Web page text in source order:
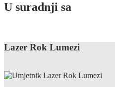
U suradnji sa
Lazer Rok Lumezi